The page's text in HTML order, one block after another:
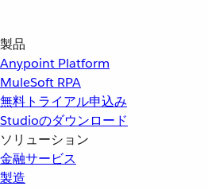
製品
Anypoint Platform
MuleSoft RPA
無料トライアル申込み
Studioのダウンロード
ソリューション
金融サービス
製造